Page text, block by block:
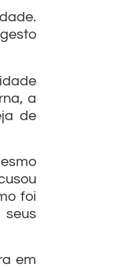
a
de
foi
em